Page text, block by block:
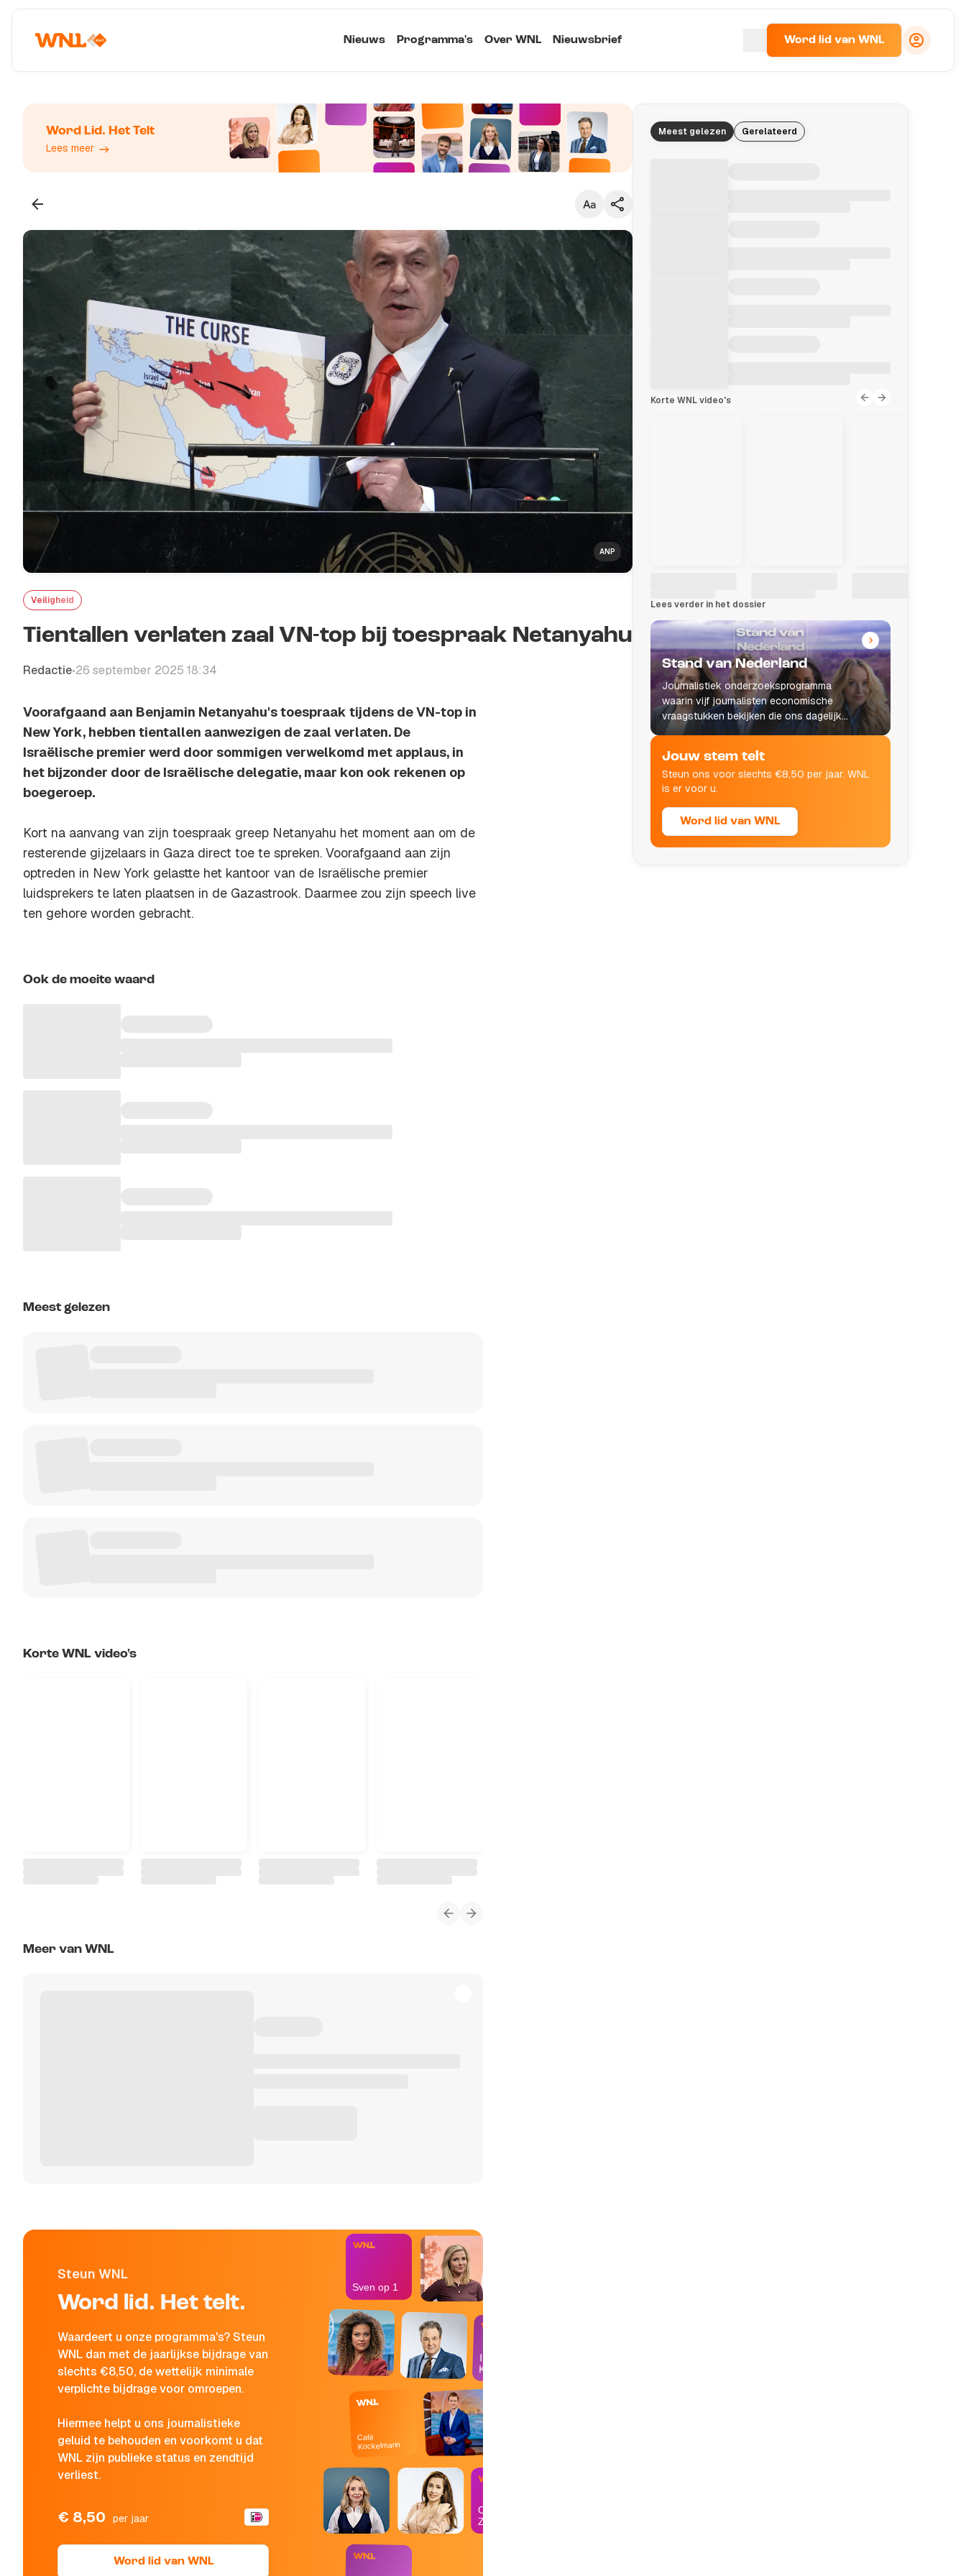
Nieuws Programma's Over WNL Nieuwsbrief Word lid van WNL
Word Lid. Het Telt
Lees meer
Klein
Standaard
Groot
Kopieer link
ANP
Veiligheid
Tientallen verlaten zaal VN-top bij toespraak Netanyahu
Redactie•26 september 2025 18:34
Voorafgaand aan Benjamin Netanyahu's toespraak tijdens de VN-top in
New York, hebben tientallen aanwezigen de zaal verlaten. De
Israëlische premier werd door sommigen verwelkomd met applaus, in
het bijzonder door de Israëlische delegatie, maar kon ook rekenen op
boegeroep.
Kort na aanvang van zijn toespraak greep Netanyahu het moment aan om de
resterende gijzelaars in Gaza direct toe te spreken. Voorafgaand aan zijn
optreden in New York gelastte het kantoor van de Israëlische premier
luidsprekers te laten plaatsen in de Gazastrook. Daarmee zou zijn speech live
ten gehore worden gebracht.
Ook de moeite waard
Meest gelezen
Korte WNL video's
Meer van WNL
Steun WNL
Word lid. Het telt.
Waardeert u onze programma's? Steun
WNL dan met de jaarlijkse bijdrage van
slechts €8,50, de wettelijk minimale
verplichte bijdrage voor omroepen.
Hiermee helpt u ons journalistieke
geluid te behouden en voorkomt u dat
WNL zijn publieke status en zendtijd
verliest.
€ 8,50 per jaar
Word lid van WNL
Op
Zondag
Café
Kockelmann
In de
Kantine
Sven op 1
Meest gelezen Gerelateerd
Korte WNL video's
Lees verder in het dossier
Stand van Nederland
Journalistiek onderzoeksprogramma
waarin vijf journalisten economische
vraagstukken bekijken die ons dagelijks
leven raken.
Jouw stem telt
Steun ons voor slechts €8,50 per jaar. WNL
is er voor u.
Word lid van WNL